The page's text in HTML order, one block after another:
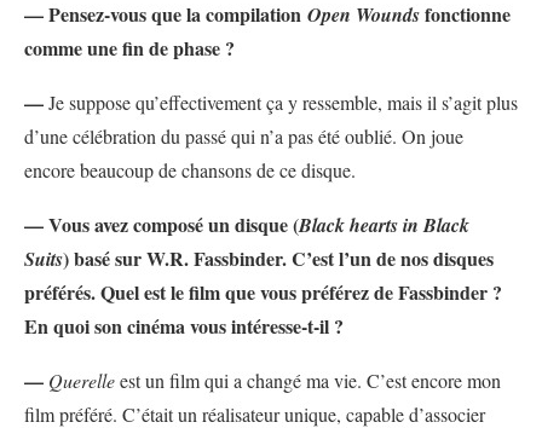
— Pensez-vous que la compilation Open Woundsfonctionne
comme une fin de phase ?
—Je suppose qu’effectivement ça y ressemble, mais il s’agit plus
d’une célébration du passé qui n’a pas été oublié. On joue
encore beaucoup de chansons de ce disque.
— Vous avez composé un disque (Black hearts in Black
Suits) basé sur W.R. Fassbinder. C’est l’un de nos disques
préférés. Quel est le film que vous préférez de Fassbinder ?
En quoi son cinéma vous intéresse-t-il ?
— Querelleest un film qui a changé ma vie. C’est encore mon
film préféré. C’était un réalisateur unique, capable d’associer